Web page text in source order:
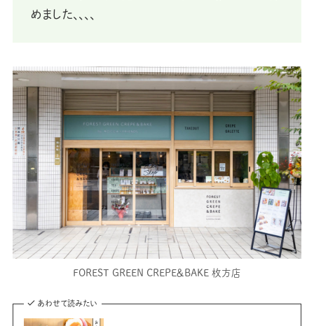
めました、、、、
FOREST GREEN CREPE＆BAKE 枚方店
あわせて読みたい